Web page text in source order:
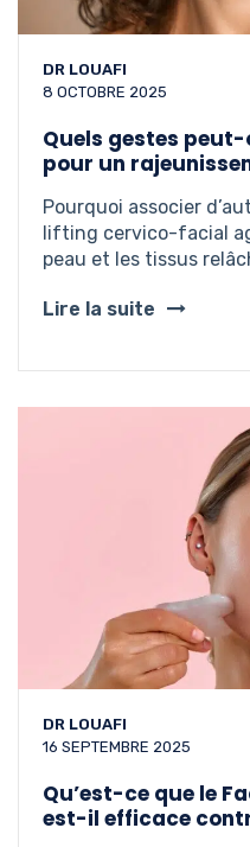
DR LOUAFI
8 OCTOBRE 2025
Quels gestes
pour un
Pourquoi associer
lifting cervico-facial
peau et les tissus
Lire la suite
DR LOUAFI
16 SEPTEMBRE 2025
Qu’est-ce que le
est-il efficace